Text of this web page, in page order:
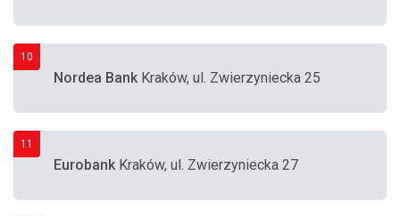
10
Nordea BankKraków, ul. Zwierzyniecka 25
11
EurobankKraków, ul. Zwierzyniecka 27